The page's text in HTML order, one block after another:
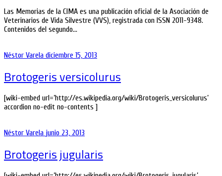
Las Memorias de la CIMA es una publicación oficial de la Asociación de
Veterinarios de Vida Silvestre (VVS), registrada con ISSN 2011-9348.
Contenidos del segundo…
Néstor Varela diciembre 15, 2013
Brotogeris versicolurus
[wiki-embed url=’http://es.wikipedia.org/wiki/Brotogeris_versicolurus’
accordion no-edit no-contents ]
Néstor Varela junio 23, 2013
Brotogeris jugularis